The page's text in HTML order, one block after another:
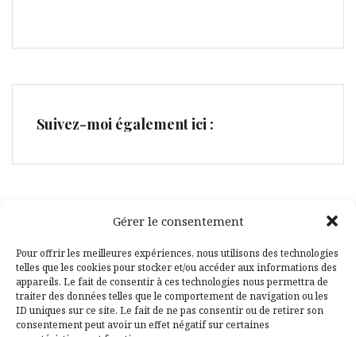
Gérer le consentement
Pour offrir les meilleures expériences, nous utilisons des technologies
telles que les cookies pour stocker et/ou accéder aux informations des
appareils. Le fait de consentir à ces technologies nous permettra de
traiter des données telles que le comportement de navigation ou les
ID uniques sur ce site. Le fait de ne pas consentir ou de retirer son
consentement peut avoir un effet négatif sur certaines
Suivez-moi également ici :
Facebook
Pinterest